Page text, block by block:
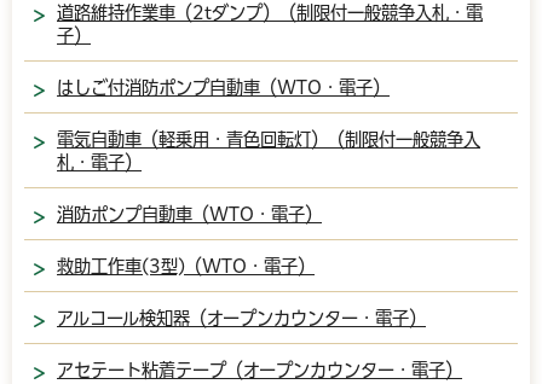
道路維持作業車（2tダンプ）（制限付一般競争入札・電
子）
はしご付消防ポンプ自動車（WTO・電子）
電気自動車（軽乗用・青色回転灯）（制限付一般競争入
札・電子）
消防ポンプ自動車（WTO・電子）
救助工作車(3型)（WTO・電子）
アルコール検知器（オープンカウンター・電子）
アセテート粘着テープ（オープンカウンター・電子）